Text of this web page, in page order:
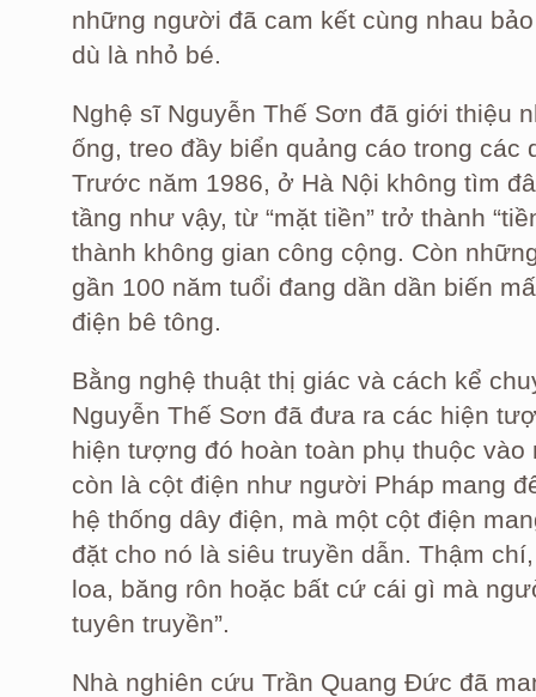
những người đã cam kết cùng nhau
dù là nhỏ bé.
Nghệ sĩ Nguyễn Thế Sơn đã giới thiệu
ống, treo đầy biển quảng cáo trong các
Trước năm 1986, ở Hà Nội không tìm
tầng như vậy, từ “mặt tiền” trở thành
thành không gian công cộng. Còn
gần 100 năm tuổi đang dần dần biến
điện bê tông.
Bằng nghệ thuật thị giác và cách kể
Nguyễn Thế Sơn đã đưa ra các hiện
hiện tượng đó hoàn toàn phụ thuộc
còn là cột điện như người Pháp mang
hệ thống dây điện, mà một cột điện
đặt cho nó là siêu truyền dẫn. Thậm
loa, băng rôn hoặc bất cứ cái gì mà
tuyên truyền”.
Nhà nghiên cứu Trần Quang Đức đã